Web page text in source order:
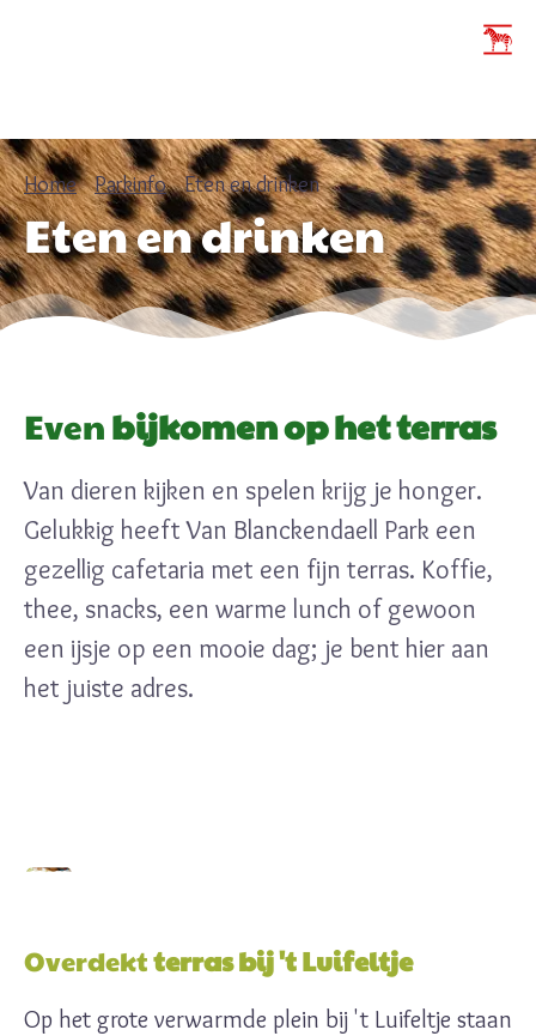
Home Parkinfo Eten en drinken
Eten en drinken
Evenbijkomen op het terras
Van dieren kijken en spelen krijg je honger.
Gelukkig heeft Van Blanckendaell Park een
gezellig cafetaria met een fijn terras. Koffie,
thee, snacks, een warme lunch of gewoon
een ijsje op een mooie dag; je bent hier aan
het juiste adres.
Overdektterras bij 't Luifeltje
Op het grote verwarmde plein bij 't Luifeltje staan